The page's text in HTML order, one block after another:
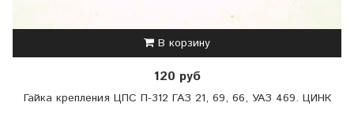
В корзину
120 руб
Гайка крепления ЦПС П-312 ГАЗ 21, 69, 66, УАЗ 469. ЦИНК